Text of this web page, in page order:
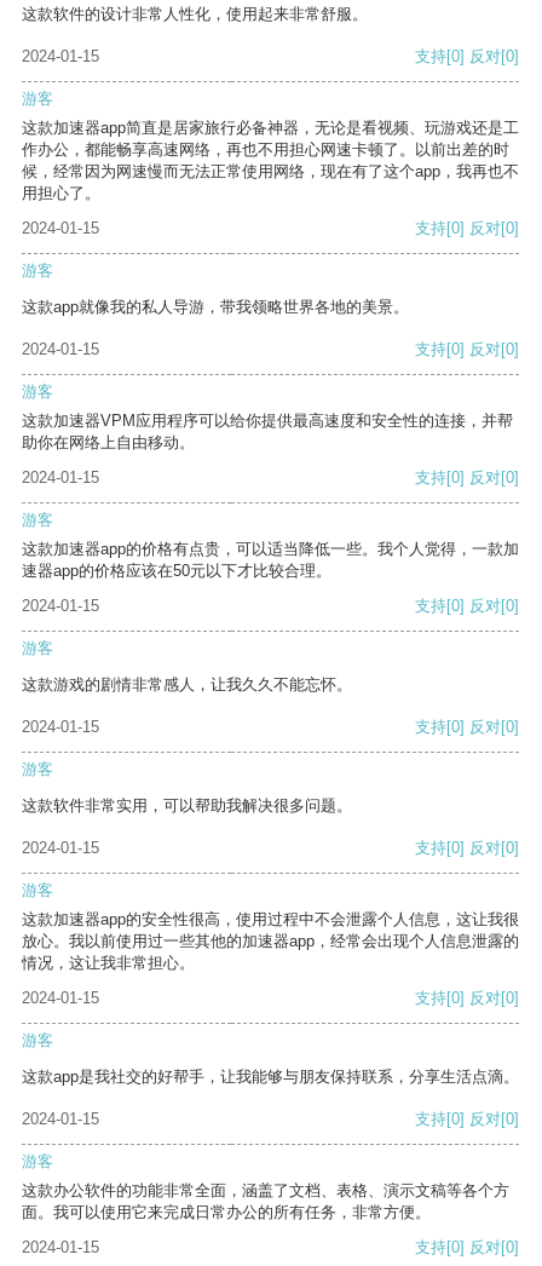
这款软件的设计非常人性化，使用起来非常舒服。
2024-01-15 支持[0] 反对[0]
游客
这款加速器app简直是居家旅行必备神器，无论是看视频、玩游戏还是工
作办公，都能畅享高速网络，再也不用担心网速卡顿了。以前出差的时
候，经常因为网速慢而无法正常使用网络，现在有了这个app，我再也不
用担心了。
2024-01-15
支持[0] 反对[0]
游客
这款app就像我的私人导游，带我领略世界各地的美景。
2024-01-15 支持[0] 反对[0]
游客
这款加速器VPM应用程序可以给你提供最高速度和安全性的连接，并帮
助你在网络上自由移动。
2024-01-15
支持[0] 反对[0]
游客
这款加速器app的价格有点贵，可以适当降低一些。我个人觉得，一款加
速器app的价格应该在50元以下才比较合理。
2024-01-15
支持[0] 反对[0]
游客
这款游戏的剧情非常感人，让我久久不能忘怀。
2024-01-15 支持[0] 反对[0]
游客
这款软件非常实用，可以帮助我解决很多问题。
2024-01-15 支持[0] 反对[0]
游客
这款加速器app的安全性很高，使用过程中不会泄露个人信息，这让我很
放心。我以前使用过一些其他的加速器app，经常会出现个人信息泄露的
情况，这让我非常担心。
2024-01-15
支持[0] 反对[0]
游客
这款app是我社交的好帮手，让我能够与朋友保持联系，分享生活点滴。
2024-01-15 支持[0] 反对[0]
游客
这款办公软件的功能非常全面，涵盖了文档、表格、演示文稿等各个方
面。我可以使用它来完成日常办公的所有任务，非常方便。
2024-01-15
支持[0] 反对[0]